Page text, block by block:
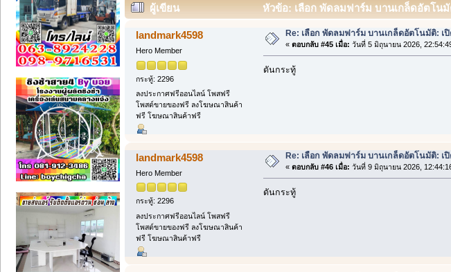
ผู้เขียน หัวข้อ: เลือก พัดลมฟาร์ม บานเกล็ดอัตโน
landmark4598
Hero Member
กระทู้: 2296
ลงประกาศฟรีออนไลน์ โพสฟรี
โพสต์ขายของฟรี ลงโฆษณาสินค้า
ฟรี โฆษณาสินค้าฟรี
Re: เลือก พัดลมฟาร์ม บานเกล็ดอัตโนมัติ: เ
« ตอบกลับ #45 เมื่อ: วันที่ 5 มิถุนายน 2026,
ดันกระทู้
landmark4598
Hero Member
กระทู้: 2296
ลงประกาศฟรีออนไลน์ โพสฟรี
โพสต์ขายของฟรี ลงโฆษณาสินค้า
ฟรี โฆษณาสินค้าฟรี
Re: เลือก พัดลมฟาร์ม บานเกล็ดอัตโนมัติ: เ
« ตอบกลับ #46 เมื่อ: วันที่ 9 มิถุนายน 2026,
ดันกระทู้